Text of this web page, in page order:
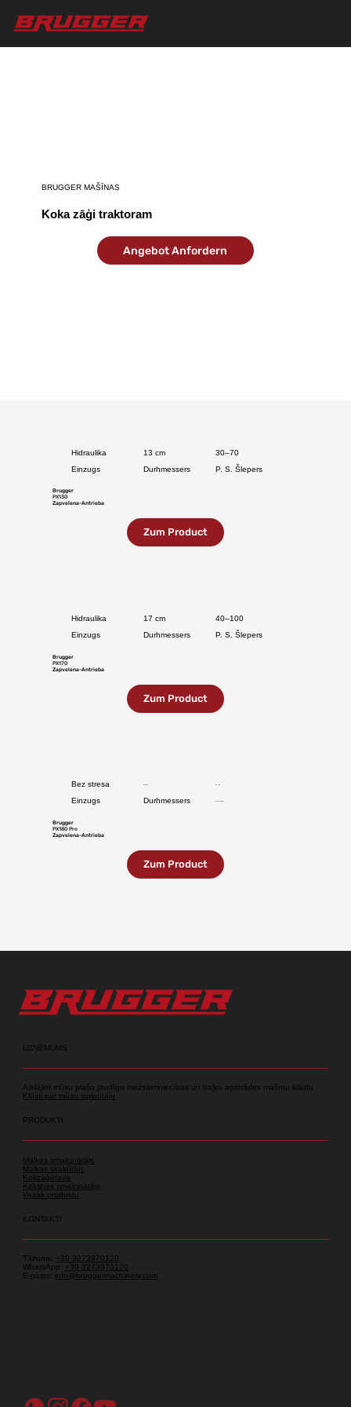
BRUGGER MAŠĪNAS
Koka zāģi traktoram
Angebot Anfordern
Hidraulika 13 cm
30–70
P. S. Šlepers
Durhmessers
Einzugs
Brugger
PX130
Zapvelena-Antrieba
Zum Product
Hidraulika 17 cm
40–100
P. S. Šlepers
Durhmessers
Einzugs
Brugger
PX170
Zapvelena-Antrieba
Zum Product
Bez stresa
Durhmessers
Einzugs
Brugger
PX180 Pro
Zapvelena-Antrieba
Zum Product
Tālrunis: +39 3273970120
WhatsApp: +39 3273970120
E-pasts:
info@bruggermachinery.com
KONTAKTI
PRODUKTI
Malkas smalcinātājs
Malkas skaldītājs
Kokzāģētava
Koksnes smalcinātājs
Vairāk produktu
Atklājiet mūsu plašo jaudīgo mežsaimniecības un baļķu apstrādes mašīnu klāstu.
Kļūsti par mūsu izplatītāju
UZŅĒMUMS